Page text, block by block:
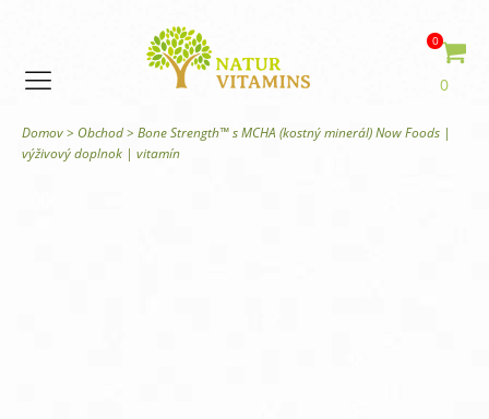
0
0
Domov> Obchod> Bone Strength™ s MCHA (kostný minerál) Now Foods |
výživový doplnok | vitamín